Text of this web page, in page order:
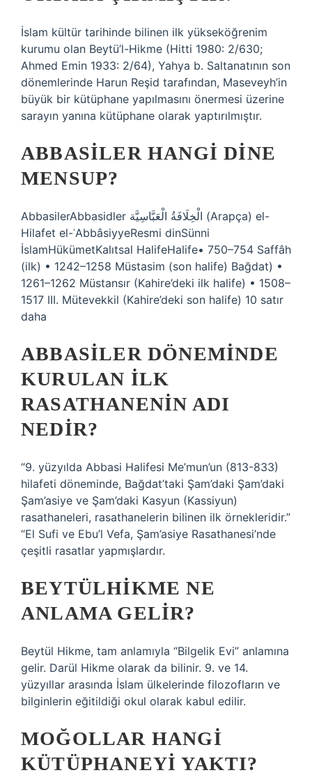
İslam kültür tarihinde bilinen ilk yükseköğrenim
kurumu olan Beytü’l-Hikme (Hitti 1980: 2/630;
Ahmed Emin 1933: 2/64), Yahya b. Saltanatının son
dönemlerinde Harun Reşid tarafından, Maseveyh’in
büyük bir kütüphane yapılmasını önermesi üzerine
sarayın yanına kütüphane olarak yaptırılmıştır.
ABBASILER HANGI DINE
MENSUP?
AbbasilerAbbasidler الْخِلَافَةُ الْعَبَّاسِيَّة (Arapça) el-
Hilafet el-ʿAbbâsiyyeResmi dinSünni
İslamHükümetKalıtsal HalifeHalife• 750–754 Saffâh
(ilk) • 1242–1258 Müstasim (son halife) Bağdat) •
1261–1262 Müstansır (Kahire’deki ilk halife) • 1508–
1517 III. Mütevekkil (Kahire’deki son halife) 10 satır
daha
ABBASILER DÖNEMINDE
KURULAN ILK
RASATHANENIN ADI
NEDIR?
“9. yüzyılda Abbasi Halifesi Me’mun’un (813-833)
hilafeti döneminde, Bağdat’taki Şam’daki Şam’daki
Şam’asiye ve Şam’daki Kasyun (Kassiyun)
rasathaneleri, rasathanelerin bilinen ilk örnekleridir.”
“El Sufi ve Ebu’l Vefa, Şam’asiye Rasathanesi’nde
çeşitli rasatlar yapmışlardır.
BEYTÜLHIKME NE
ANLAMA GELIR?
Beytül Hikme, tam anlamıyla “Bilgelik Evi” anlamına
gelir. Darül Hikme olarak da bilinir. 9. ve 14.
yüzyıllar arasında İslam ülkelerinde filozofların ve
bilginlerin eğitildiği okul olarak kabul edilir.
MOĞOLLAR HANGI
KÜTÜPHANEYI YAKTI?